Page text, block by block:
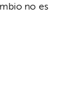
no es